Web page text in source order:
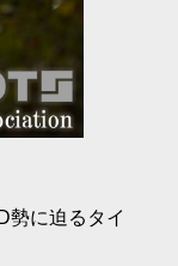
勢に迫るタイ